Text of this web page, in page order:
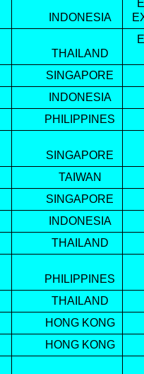
INDONESIA
THAILAND
SINGAPORE
INDONESIA
PHILIPPINES
SINGAPORE
TAIWAN
SINGAPORE
INDONESIA
THAILAND
PHILIPPINES
THAILAND
HONG KONG
HONG KONG